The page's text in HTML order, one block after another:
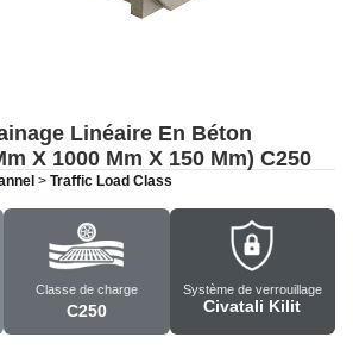
Linéaire En Béton
X 1000 Mm X 150 Mm) C250
> Traffic Load Class
Classe de charge
C250
Système de verrouillage
Civatali Kilit